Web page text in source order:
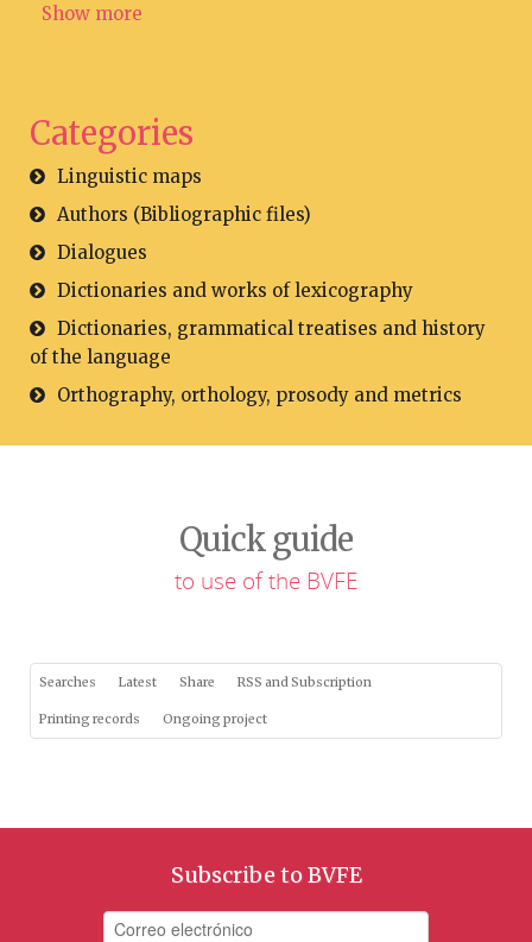
Show more
Categories
Linguistic maps
Authors (Bibliographic files)
Dialogues
Dictionaries and works of lexicography
Dictionaries, grammatical treatises and history
of the language
Orthography, orthology, prosody and metrics
Quick guide
to use of the BVFE
Searches Latest Share RSS and Subscription
Printing records Ongoing project
Subscribe to BVFE